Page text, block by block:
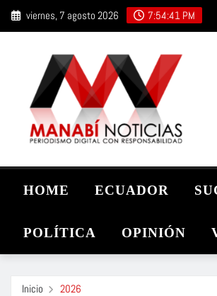
Saltar viernes, 7 agosto 2026 7:54:42 PM
HOME ECUADOR
POLÍTICA OPINIÓN
Inicio 2026